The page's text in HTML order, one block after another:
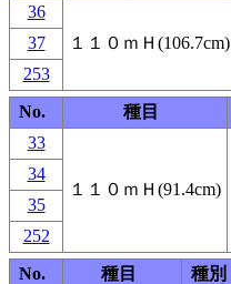
36
１１０ｍＨ(106.7cm)
37
253
No.
種目
33
１１０ｍＨ(91.4cm)
34
35
252
No.
種目 種別